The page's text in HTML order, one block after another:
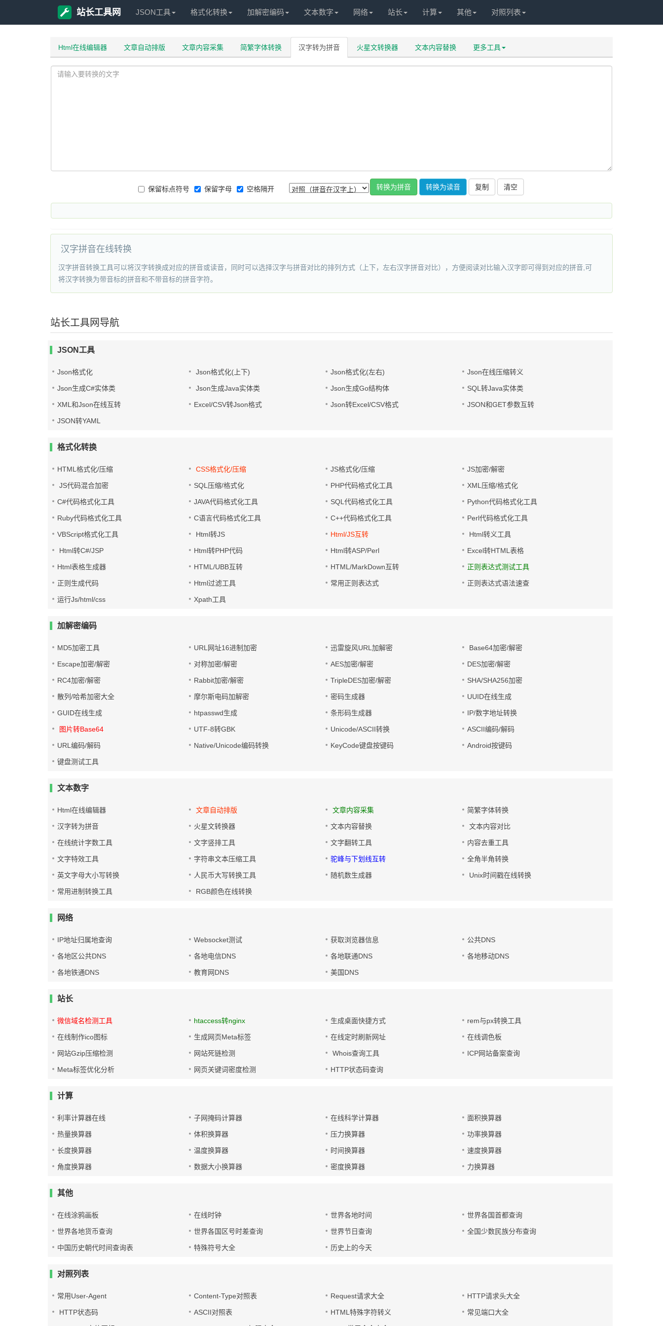
站长工具网 JSON工具 格式化转换 加解密编码 文本数字 网络 站长 计算 其他 对照列表
Html在线编辑器 文章自动排版 文章内容采集 简繁字体转换 汉字转为拼音 火星文转换器 文本内容替换 更多工具
保留标点符号 保留字母 空格隔开 转换为拼音 转换为读音 复制
汉字拼音在线转换
汉字拼音转换工具可以将汉字转换成对应的拼音或读音，同时可以选择汉字与拼音对比的排列方式（上下，左右汉字拼音对比），方便阅读对比输入汉字即可得到对应的拼音,可
将汉字转换为带音标的拼音和不带音标的拼音字符。
站长工具网导航
JSON工具
Json格式化 Json格式化(上下) Json格式化(左右) Json在线压缩转义
Json生成C#实体类 Json生成Java实体类 Json生成Go结构体 SQL转Java实体类
XML和Json在线互转 Excel/CSV转Json格式 Json转Excel/CSV格式 JSON和GET参数互转
JSON转YAML
格式化转换
HTML格式化/压缩 CSS格式化/压缩 JS格式化/压缩 JS加密/解密
JS代码混合加密 SQL压缩/格式化 PHP代码格式化工具 XML压缩/格式化
C#代码格式化工具 JAVA代码格式化工具 SQL代码格式化工具 Python代码格式化工具
Ruby代码格式化工具 C语言代码格式化工具 C++代码格式化工具 Perl代码格式化工具
VBScript格式化工具 Html转JS Html/JS互转 Html转义工具
Html转C#/JSP Html转PHP代码 Html转ASP/Perl Excel转HTML表格
Html表格生成器 HTML/UBB互转 HTML/MarkDown互转 正则表达式测试工具
正则生成代码 Html过滤工具 常用正则表达式 正则表达式语法速查
运行Js/html/css Xpath工具
加解密编码
MD5加密工具 URL网址16进制加密 迅雷旋风URL加解密 Base64加密/解密
Escape加密/解密 对称加密/解密 AES加密/解密 DES加密/解密
RC4加密/解密 Rabbit加密/解密 TripleDES加密/解密 SHA/SHA256加密
散列/哈希加密大全 摩尔斯电码加解密 密码生成器 UUID在线生成
GUID在线生成 htpasswd生成 条形码生成器 IP/数字地址转换
图片转Base64 UTF-8转GBK Unicode/ASCII转换 ASCII编码/解码
URL编码/解码 Native/Unicode编码转换 KeyCode键盘按键码 Android按键码
键盘测试工具
文本数字
Html在线编辑器 文章自动排版 文章内容采集 简繁字体转换
汉字转为拼音 火星文转换器 文本内容替换 文本内容对比
在线统计字数工具 文字竖排工具 文字翻转工具 内容去重工具
文字特效工具 字符串文本压缩工具 驼峰与下划线互转 全角半角转换
英文字母大小写转换 人民币大写转换工具 随机数生成器 Unix时间戳在线转换
常用进制转换工具 RGB颜色在线转换
网络
IP地址归属地查询 Websocket测试 获取浏览器信息 公共DNS
各地区公共DNS 各地电信DNS 各地联通DNS 各地移动DNS
各地铁通DNS 教育网DNS 美国DNS
站长
微信域名检测工具 htaccess转nginx 生成桌面快捷方式 rem与px转换工具
在线制作ico图标 生成网页Meta标签 在线定时刷新网址 在线调色板
网站Gzip压缩检测 网站死链检测 Whois查询工具 ICP网站备案查询
Meta标签优化分析 网页关键词密度检测 HTTP状态码查询
计算
利率计算器在线 子网掩码计算器 在线科学计算器 面积换算器
热量换算器 体积换算器 压力换算器 功率换算器
长度换算器 温度换算器 时间换算器 速度换算器
角度换算器 数据大小换算器 密度换算器 力换算器
其他
在线涂鸦画板 在线时钟 世界各地时间 世界各国首都查询
世界各地货币查询 世界各国区号时差查询 世界节日查询 全国少数民族分布查询
中国历史朝代时间查询表 特殊符号大全 历史上的今天
对照列表
常用User-Agent Content-Type对照表 Request请求大全 HTTP请求头大全
HTTP状态码 ASCII对照表 HTML特殊字符转义 常见端口大全